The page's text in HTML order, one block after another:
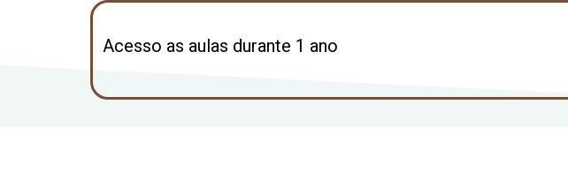
Acesso as aulas durante 1 ano